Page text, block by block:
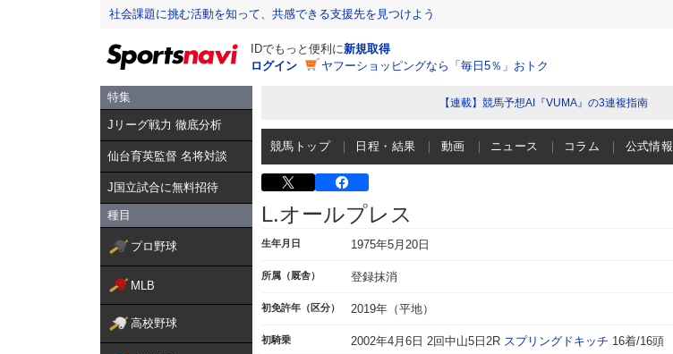
社会課題に挑む活動を知って、共感できる支援先を見つけよう
IDでもっと便利に新規取得
ログイン
ヤフーショッピングなら「毎日5％」おトク
特集
Jリーグ戦力 徹底分析
仙台育英監督 名将対談
J国立試合に無料招待
種目
プロ野球
MLB
高校野球
【連載】競馬予想AI『VUMA』の3連複指南
競馬トップ 日程・結果 動画 ニュース コラム 公式情報
L.オールプレス
生年月日 1975年5月20日
所属（厩舎） 登録抹消
初免許年（区分） 2019年（平地）
初騎乗 2002年4月6日 2回中山5日2R スプリングドキッチ 16着/16頭